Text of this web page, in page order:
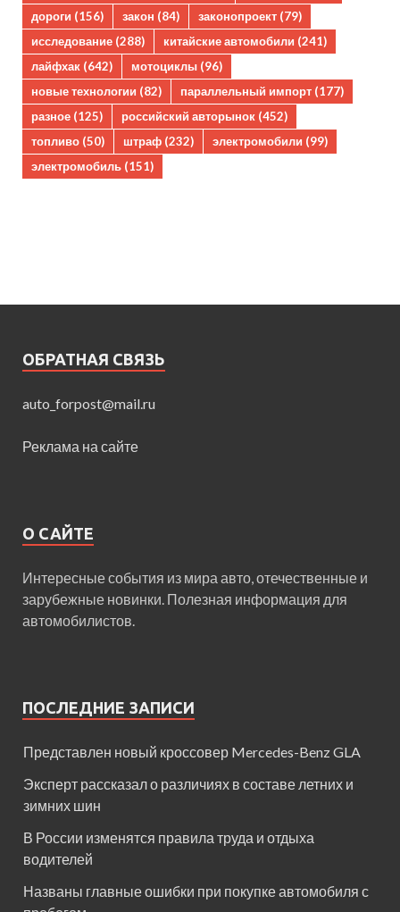
дороги (156) закон (84) законопроект (79)
исследование (288) китайские автомобили (241)
лайфхак (642) мотоциклы (96)
новые технологии (82) параллельный импорт (177)
разное (125) российский авторынок (452)
топливо (50) штраф (232) электромобили (99)
электромобиль (151)
ОБРАТНАЯ СВЯЗЬ
auto_forpost@mail.ru
Реклама на сайте
О САЙТЕ
Интересные события из мира авто, отечественные и
зарубежные новинки. Полезная информация для
автомобилистов.
ПОСЛЕДНИЕ ЗАПИСИ
Представлен новый кроссовер Mercedes-Benz GLA
Эксперт рассказал о различиях в составе летних и
зимних шин
В России изменятся правила труда и отдыха
водителей
Названы главные ошибки при покупке автомобиля с